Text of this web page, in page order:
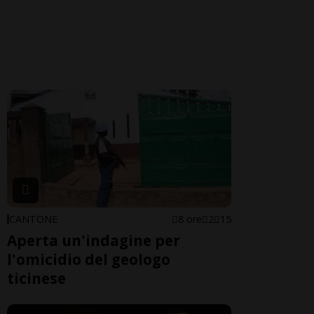
CANTONE 8 ore 2 15
Aperta un'indagine per
l'omicidio del geologo
ticinese